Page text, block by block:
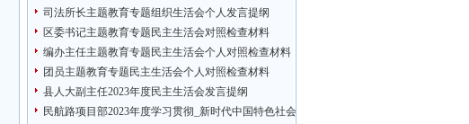
司法所长主题教育专题组织生活会个人发言提纲
区委书记主题教育专题民主生活会对照检查材料
编办主任主题教育专题民主生活会个人对照检查材料
团员主题教育专题民主生活会个人对照检查材料
县人大副主任2023年度民主生活会发言提纲
民航路项目部2023年度学习贯彻_新时代中国特色社会